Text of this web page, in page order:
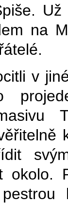
na
v
okolo.